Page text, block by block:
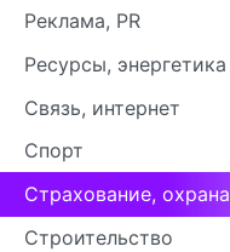
Реклама, PR
Ресурсы, энергетика
Связь, интернет
Спорт
Страхование, охрана
Строительство